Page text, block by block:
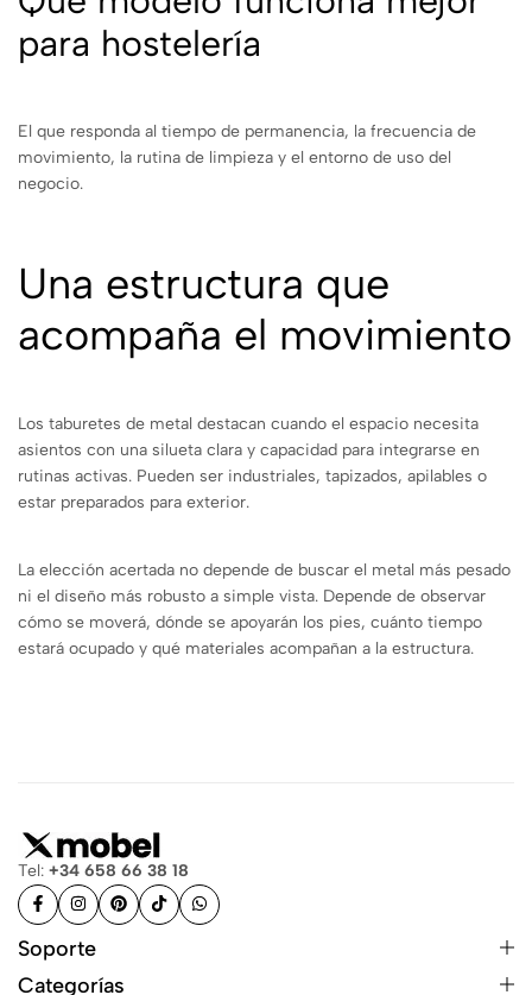
para hostelería
El que responda al tiempo de permanencia, la frecuencia de
movimiento, la rutina de limpieza y el entorno de uso del
negocio.
Una estructura que
acompaña el movimiento
Los taburetes de metal destacan cuando el espacio necesita
asientos con una silueta clara y capacidad para integrarse en
rutinas activas. Pueden ser industriales, tapizados, apilables o
estar preparados para exterior.
La elección acertada no depende de buscar el metal más pesado
ni el diseño más robusto a simple vista. Depende de observar
cómo se moverá, dónde se apoyarán los pies, cuánto tiempo
estará ocupado y qué materiales acompañan a la estructura.
Tel: +34 658 66 38 18
Soporte
Categorías